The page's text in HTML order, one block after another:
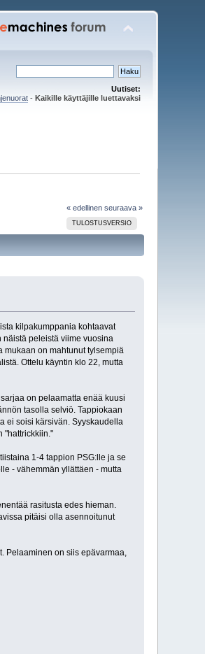
Uutiset:
- Kaikille käyttäjille luettavaksi
« edellinen seuraava »
TULOSTUSVERSIO
kilpakumppania kohtaavat
peleistä viime vuosina
mukaan on mahtunut tylsempiä
Ottelu käyntin klo 22, mutta
on pelaamatta enää kuusi
tasolla selviö. Tappiokaan
ei soisi kärsivän. Syyskaudella
"hattrickkiin."
1-4 tappion PSG:lle ja se
- vähemmän yllättäen - mutta
rasitusta edes hieman.
pitäisi olla asennoitunut
Pelaaminen on siis epävarmaa,